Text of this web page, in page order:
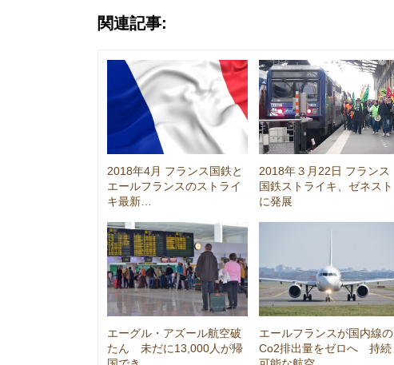
関連記事:
2018年4月 フランス国鉄と
エールフランスのストライ
キ最新…
2018年３月22日 フランス
国鉄ストライキ、ゼネスト
に発展
エーグル・アズール航空破
たん 未だに13,000人が帰
エールフランスが国内線の
Co2排出量をゼロへ 持続